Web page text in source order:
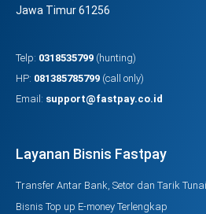
Jawa Timur 61256
Telp: 0318535799 (hunting)
HP: 081385785799 (call only)
Email: support@fastpay.co.id
Layanan Bisnis Fastpay
Transfer Antar Bank, Setor dan Tarik Tunai
Bisnis Top up E-money Terlengkap